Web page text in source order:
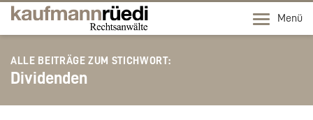
Menü
ALLE BEITRÄGE ZUM STICHWORT:
Dividenden